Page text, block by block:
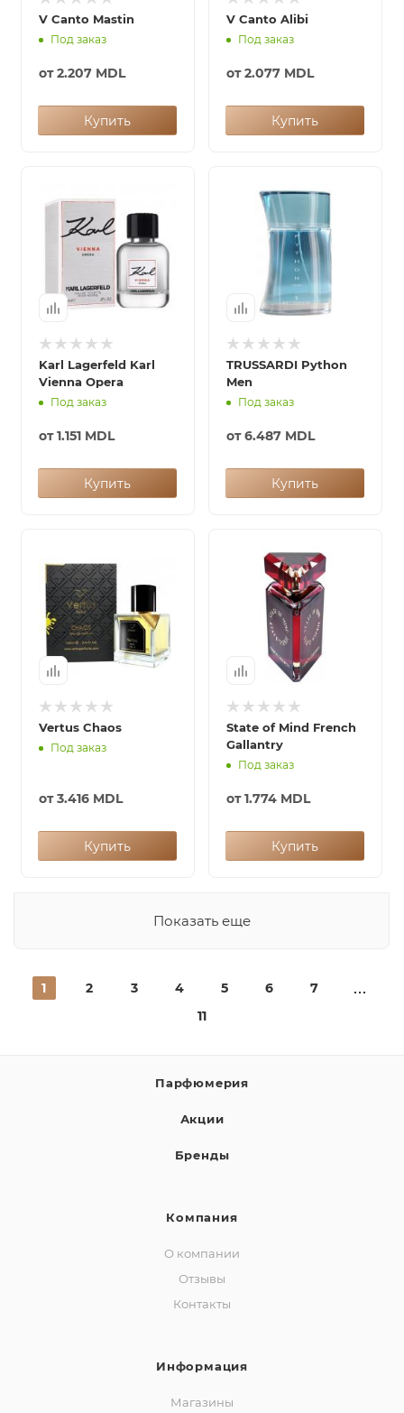
V Canto Mastin
Под заказ
от2.207 MDL
Купить
V Canto Alibi
Под заказ
от2.077 MDL
Купить
Karl Lagerfeld Karl
Vienna Opera
Под заказ
от1.151 MDL
Купить
TRUSSARDI Python
Men
Под заказ
от6.487 MDL
Купить
Vertus Chaos
Под заказ
от3.416 MDL
Купить
State of Mind French
Gallantry
Под заказ
от1.774 MDL
Купить
Показать еще
1 2 3 4 5 6
7
11
Парфюмерия
Акции
Бренды
Компания
О компании
Отзывы
Контакты
Информация
Магазины